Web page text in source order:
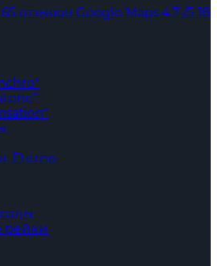
65 отзывов Google Maps 4.7 /5 18
Eterno
рейки